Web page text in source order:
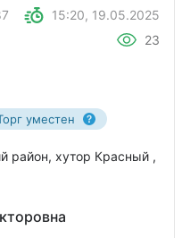
15:20, 19.05.2025
уместен
район, хутор Красный ,
23